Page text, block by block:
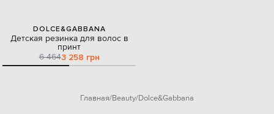
DOLCE&GABBANA
Детская резинка для волос в
принт
6 4643 258 грн
Главная Beauty Dolce&Gabbana